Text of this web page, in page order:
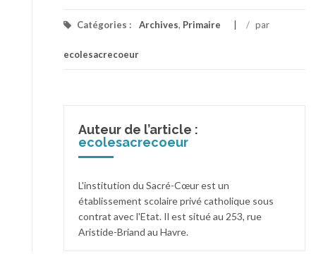
Catégories : Archives, Primaire / par
ecolesacrecoeur
Auteur de l’article :
ecolesacrecoeur
L'institution du Sacré-Cœur est un
établissement scolaire privé catholique sous
contrat avec l'Etat. Il est situé au 253, rue
Aristide-Briand au Havre.